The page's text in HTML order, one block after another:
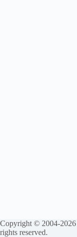
Copyright © 2004-
rights reserved.